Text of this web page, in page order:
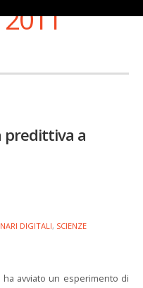
predittiva a
DIGITALI, SCIENZE
ha avviato un esperimento di